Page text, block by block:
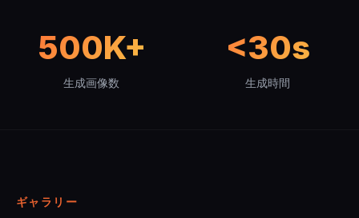
500K+
生成画像数
<30s
生成時間
ギャラリー